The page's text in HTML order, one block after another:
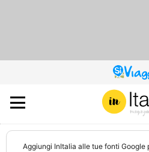
SITO
DI
Aggiungi InItalia alle tue fonti Google